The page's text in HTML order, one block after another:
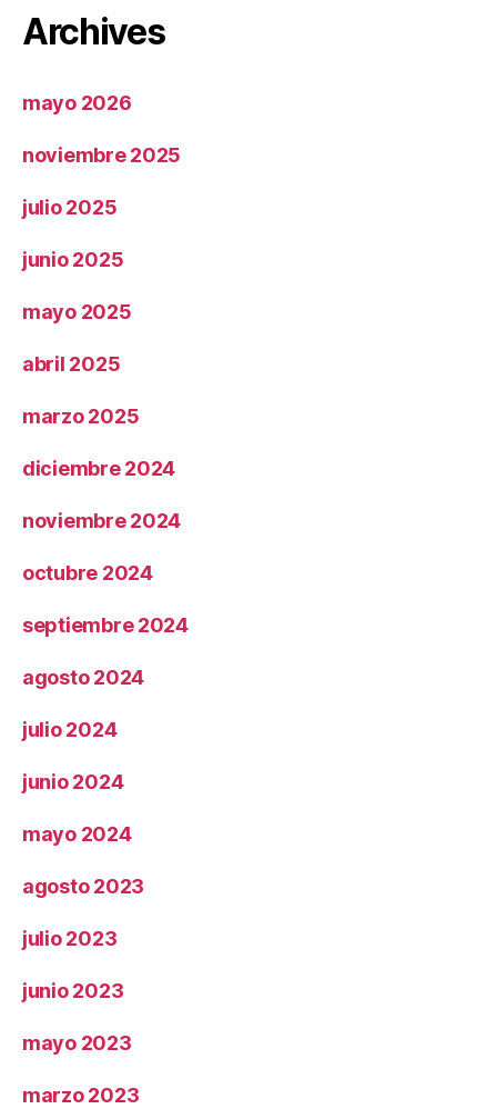
Archives
mayo 2026
noviembre 2025
julio 2025
junio 2025
mayo 2025
abril 2025
marzo 2025
diciembre 2024
noviembre 2024
octubre 2024
septiembre 2024
agosto 2024
julio 2024
junio 2024
mayo 2024
agosto 2023
julio 2023
junio 2023
mayo 2023
marzo 2023